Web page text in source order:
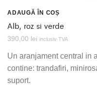
ADAUGĂ ÎN COȘ
Alb, roz si verde
390,00 lei inclusiv TVA
Un aranjament central in
contine: trandafiri,
suport.